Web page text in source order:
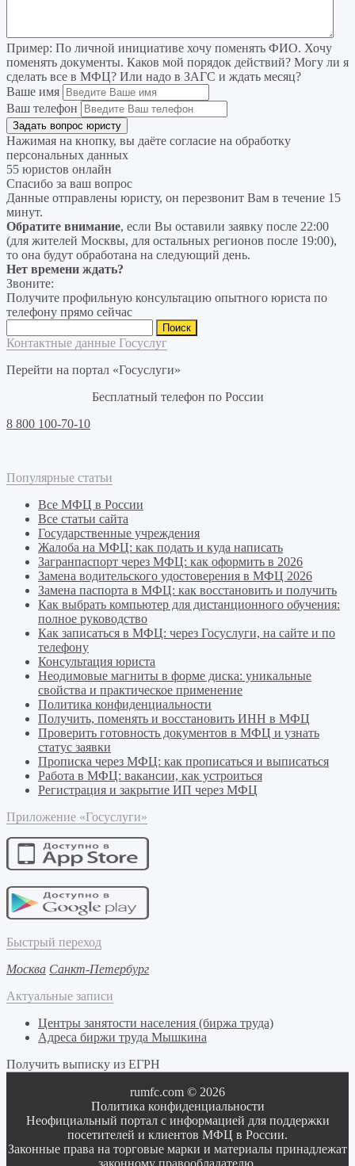
Пример: По личной инициативе хочу поменять ФИО. Хочу
поменять документы. Каков мой порядок действий? Могу ли я
сделать все в МФЦ? Или надо в ЗАГС и ждать месяц?
Ваше имя
Ваш телефон
Нажимая на кнопку, вы даёте согласие на обработку
персональных данных
55 юристов онлайн
Спасибо за ваш вопрос
Данные отправлены юристу, он перезвонит Вам в течение 15
минут.
Обратите внимание, если Вы оставили заявку после 22:00
(для жителей Москвы, для остальных регионов после 19:00),
то она будут обработана на следующий день.
Нет времени ждать?
Звоните:
Получите профильную консультацию опытного юриста по
телефону прямо сейчас
Контактные данные Госуслуг
Перейти на портал «Госуслуги»
Бесплатный телефон по России
8 800 100-70-10
Популярные статьи
Все МФЦ в России
Все статьи сайта
Государственные учреждения
Жалоба на МФЦ: как подать и куда написать
Загранпаспорт через МФЦ: как оформить в 2026
Замена водительского удостоверения в МФЦ 2026
Замена паспорта в МФЦ: как восстановить и получить
Как выбрать компьютер для дистанционного обучения:
полное руководство
Как записаться в МФЦ: через Госуслуги, на сайте и по
телефону
Консультация юриста
Неодимовые магниты в форме диска: уникальные
свойства и практическое применение
Политика конфиденциальности
Получить, поменять и восстановить ИНН в МФЦ
Проверить готовность документов в МФЦ и узнать
статус заявки
Прописка через МФЦ: как прописаться и выписаться
Работа в МФЦ: вакансии, как устроиться
Регистрация и закрытие ИП через МФЦ
Приложение «Госуслуги»
Быстрый переход
Москва Санкт-Петербург
Актуальные записи
Центры занятости населения (биржа труда)
Адреса биржи труда Мышкина
Получить выписку из ЕГРН
rumfc.com © 2026
Политика конфиденциальности
Неофициальный портал с информацией для поддержки
посетителей и клиентов МФЦ в России.
Законные права на торговые марки и материалы принадлежат
законному правообладателю.